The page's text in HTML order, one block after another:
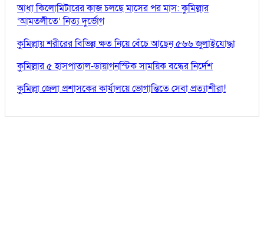
আধা কিলোমিটারের কাজ চলছে মাসের পর মাস: কুমিল্লার
‘আমতলীতে’ নিত্য দুর্ভোগ
কুমিল্লায় শরীরের বিভিন্ন ক্ষত নিয়ে বেঁচে আছেন ৫৬৬ জুলাইযোদ্ধা
কুমিল্লার ৫ হাসপাতাল-ডায়াগনস্টিক সাময়িক বন্ধের নির্দেশ
কুমিল্লা জেলা প্রশাসকের কার্যালয়ে ভোগান্তিতে সেবা প্রত্যাশীরা!